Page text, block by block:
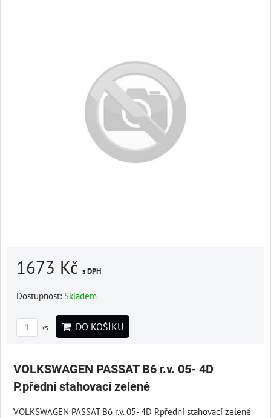
1673 Kč s DPH
Dostupnost: Skladem
ks DO KOŠÍKU
VOLKSWAGEN PASSAT B6 r.v. 05- 4D
P.přední stahovací zelené
VOLKSWAGEN PASSAT B6 r.v. 05- 4D P.přední stahovací zelené